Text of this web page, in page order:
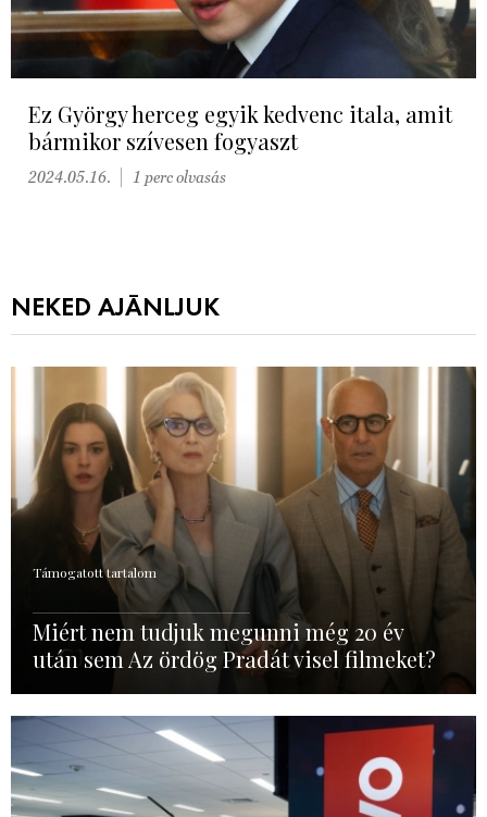
Ez György herceg egyik kedvenc itala, amit
bármikor szívesen fogyaszt
2024.05.16. 1 perc olvasás
NEKED AJÁNLJUK
Támogatott tartalom
Miért nem tudjuk megunni még 20 év
után sem Az ördög Pradát visel filmeket?